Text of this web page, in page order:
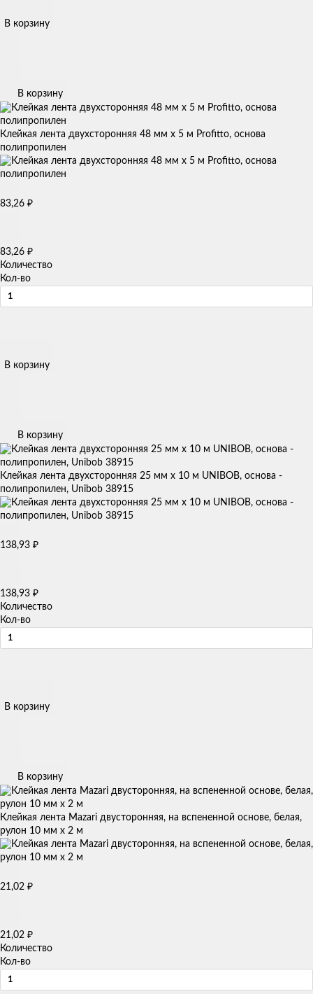
В корзину
В корзину
Клейкая лента двухсторонняя 48 мм х 5 м Profitto, основа
полипропилен
83,26 ₽
83,26 ₽
Количество
Кол-во
В корзину
В корзину
Клейкая лента двухсторонняя 25 мм х 10 м UNIBOB, основа -
полипропилен, Unibob 38915
138,93 ₽
138,93 ₽
Количество
Кол-во
В корзину
В корзину
Клейкая лента Mazari двусторонняя, на вспененной основе, белая,
рулон 10 мм х 2 м
21,02 ₽
21,02 ₽
Количество
Кол-во